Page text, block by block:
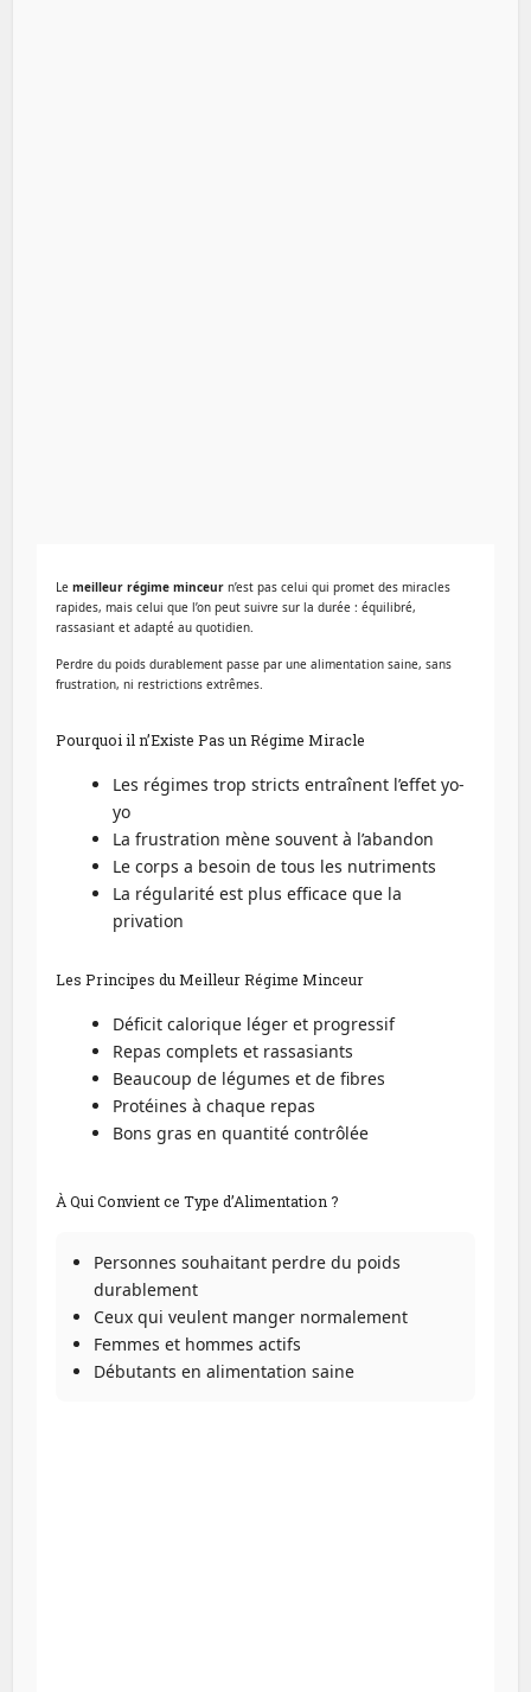
Lemeilleur régime minceur n’est pas celui qui promet des miracles
rapides, mais celui que l’on peut suivre sur la durée : équilibré,
rassasiant et adapté au quotidien.
Perdre du poids durablement passe par une alimentation saine, sans
frustration, ni restrictions extrêmes.
Pourquoi il n’Existe Pas un Régime Miracle
Les régimes trop stricts entraînent l’effet yo-
yo
La frustration mène souvent à l’abandon
Le corps a besoin de tous les nutriments
La régularité est plus efficace que la
privation
Les Principes du Meilleur Régime Minceur
Déficit calorique léger et progressif
Repas complets et rassasiants
Beaucoup de légumes et de fibres
Protéines à chaque repas
Bons gras en quantité contrôlée
À Qui Convient ce Type d’Alimentation ?
Personnes souhaitant perdre du poids
durablement
Ceux qui veulent manger normalement
Femmes et hommes actifs
Débutants en alimentation saine